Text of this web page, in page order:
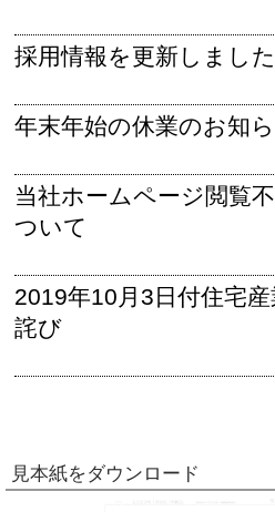
採用情報を更新しました
年末年始の休業のお知
当社ホームページ閲覧
ついて
2019年10月3日付住宅
詫び
見本紙をダウンロード